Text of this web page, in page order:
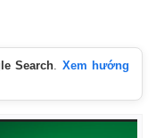
Search. Xem hướng